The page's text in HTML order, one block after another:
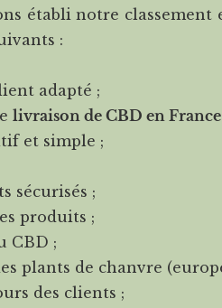
établi notre
:
adapté ;
livraison de CBD en France
et simple ;
sécurisés ;
produits ;
CBD ;
plants de chanvre
des clients ;